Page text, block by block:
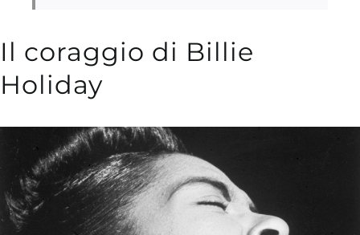
Il coraggio di Billie
Holiday